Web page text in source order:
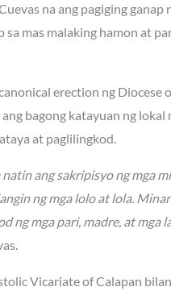
na ang pagiging
sa mas malaking hamon at
erection ng
bagong katayuan ng
at paglilingkod.
ang sakripisyo ng mga
ng mga lolo at lola.
ng mga pari, madre, at mga
Vicariate of Calapan